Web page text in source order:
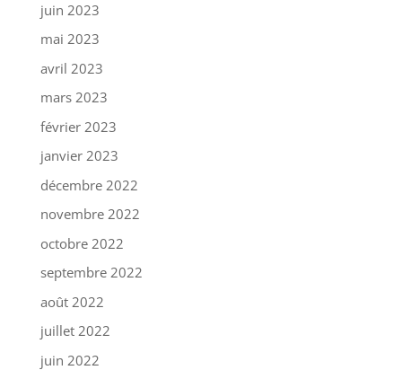
juin 2023
mai 2023
avril 2023
mars 2023
février 2023
janvier 2023
décembre 2022
novembre 2022
octobre 2022
septembre 2022
août 2022
juillet 2022
juin 2022